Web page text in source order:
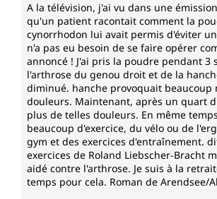
A la télévision, j'ai vu dans une
qu'un patient racontait comment la
cynorrhodon lui avait permis d'éviter
n'a pas eu besoin de se faire opérer
annoncé ! J'ai pris la poudre pendant 3
l'arthrose du genou droit et de la
diminué. hanche provoquait beaucoup
douleurs. Maintenant, après un quart
plus de telles douleurs. En même
beaucoup d'exercice, du vélo ou de
gym et des exercices d'entraînement.
exercices de Roland Liebscher-Bracht
aidé contre l'arthrose. Je suis à la
temps pour cela. Roman de Arendsee/